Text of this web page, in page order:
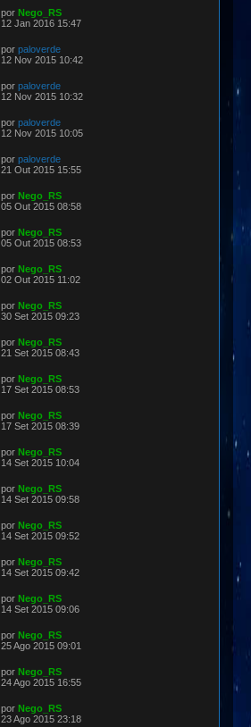
por Nego_RS
12 Jan 2016 15:47
por paloverde
12 Nov 2015 10:42
por paloverde
12 Nov 2015 10:32
por paloverde
12 Nov 2015 10:05
por paloverde
21 Out 2015 15:55
por Nego_RS
05 Out 2015 08:58
por Nego_RS
05 Out 2015 08:53
por Nego_RS
02 Out 2015 11:02
por Nego_RS
30 Set 2015 09:23
por Nego_RS
21 Set 2015 08:43
por Nego_RS
17 Set 2015 08:53
por Nego_RS
17 Set 2015 08:39
por Nego_RS
14 Set 2015 10:04
por Nego_RS
14 Set 2015 09:58
por Nego_RS
14 Set 2015 09:52
por Nego_RS
14 Set 2015 09:42
por Nego_RS
14 Set 2015 09:06
por Nego_RS
25 Ago 2015 09:01
por Nego_RS
24 Ago 2015 16:55
por Nego_RS
23 Ago 2015 23:18